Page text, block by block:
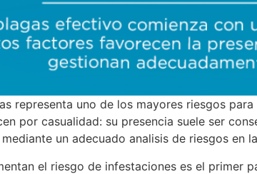
representa uno de los mayores riesgos
por casualidad: su presencia suele ser
un adecuado analisis de riesgos en
el riesgo de infestaciones es el primer